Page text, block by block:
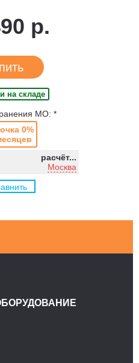
р.
на складе
МО: *
0%
расчёт...
Москва